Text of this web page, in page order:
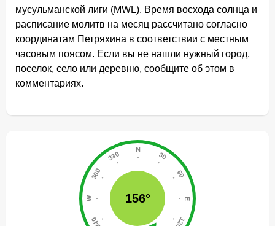
мусульманской лиги (MWL). Время восхода солнца и
расписание молитв на месяц рассчитано согласно
координатам Петряхина в соответствии с местным
часовым поясом. Если вы не нашли нужный город,
поселок, село или деревню, сообщите об этом в
комментариях.
156°